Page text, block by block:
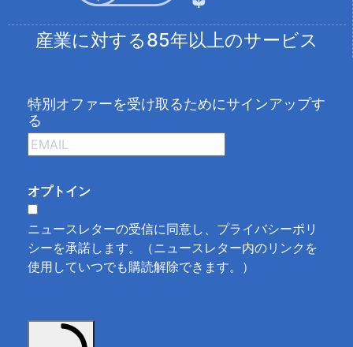
産業に対する85年以上のサービス
特別オファーを受け取るためにサインアップす
る
オプトイン
ニュースレターの受信に同意し、 プライバシーポリ
シーを承諾します。（ニュースレター内のリンクを
使用していつでも購読解除できます。）